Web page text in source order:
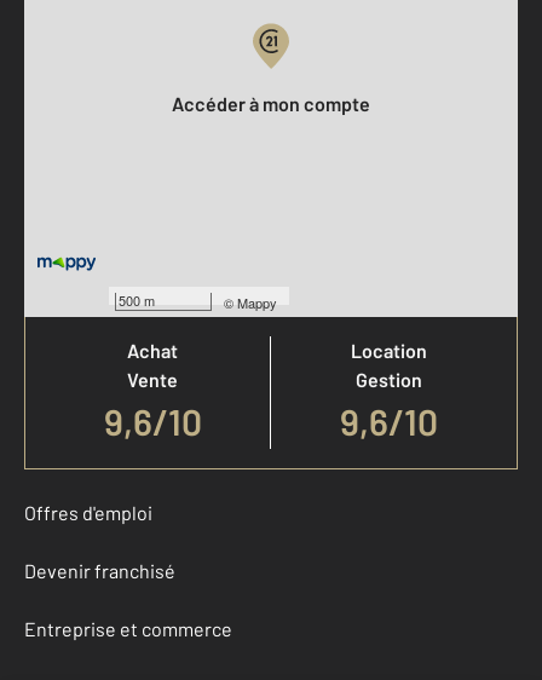
500 m ©Mappy
Accéder à mon compte
Votre agence est notée
Achat
Vente
9,6/10
Location
Gestion
9,6/10
Offres d'emploi
Devenir franchisé
Entreprise et commerce